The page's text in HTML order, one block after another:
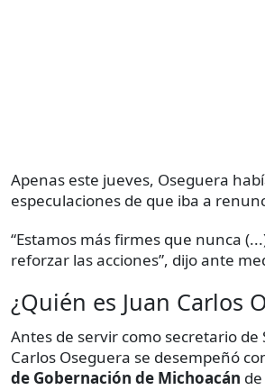
Apenas este jueves, Oseguera
especulaciones de que iba a
“Estamos más firmes que nunca
reforzar las acciones”, dijo ante
¿Quién es Juan Carlos
Antes de servir como secretario de
Carlos Oseguera se desempeñó
de Gobernación de Michoacán de